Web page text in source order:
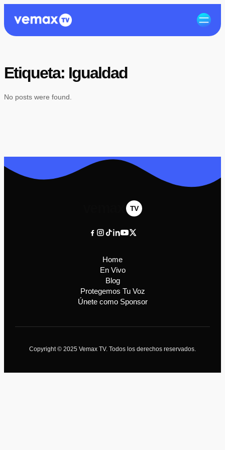
Etiqueta: Igualdad
No posts were found.
TV
Home
En Vivo
Blog
Protegemos Tu Voz
Únete como Sponsor
Copyright © 2025 Vemax TV. Todos los derechos reservados.